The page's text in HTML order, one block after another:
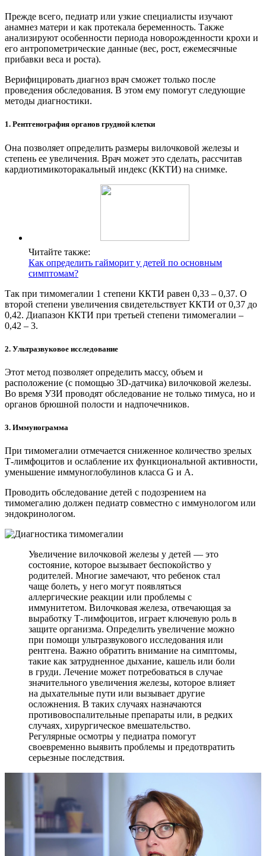
Прежде всего, педиатр или узкие специалисты изучают
анамнез матери и как протекала беременность. Также
анализируют особенности периода новорожденности крохи и
его антропометрические данные (вес, рост, ежемесячные
прибавки веса и роста).
Верифицировать диагноз врач сможет только после
проведения обследования. В этом ему помогут следующие
методы диагностики.
1. Рентгенография органов грудной клетки
Она позволяет определить размеры вилочковой железы и
степень ее увеличения. Врач может это сделать, рассчитав
кардиотимикоторакальный индекс (ККТИ) на снимке.
Читайте также:
Как определить гайморит у детей по основным
симптомам?
Так при тимомегалии 1 степени ККТИ равен 0,33 – 0,37. О
второй степени увеличения свидетельствует ККТИ от 0,37 до
0,42. Диапазон ККТИ при третьей степени тимомегалии –
0,42 – 3.
2. Ультразвуковое исследование
Этот метод позволяет определить массу, объем и
расположение (с помощью 3D-датчика) вилочковой железы.
Во время УЗИ проводят обследование не только тимуса, но и
органов брюшной полости и надпочечников.
3. Иммунограмма
При тимомегалии отмечается сниженное количество зрелых
Т-лимфоцитов и ослабление их функциональной активности,
уменьшение иммуноглобулинов класса G и А.
Проводить обследование детей с подозрением на
тимомегалию должен педиатр совместно с иммунологом или
эндокринологом.
Увеличение вилочковой железы у детей — это
состояние, которое вызывает беспокойство у
родителей. Многие замечают, что ребенок стал
чаще болеть, у него могут появляться
аллергические реакции или проблемы с
иммунитетом. Вилочковая железа, отвечающая за
выработку Т-лимфоцитов, играет ключевую роль в
защите организма. Определить увеличение можно
при помощи ультразвукового исследования или
рентгена. Важно обратить внимание на симптомы,
такие как затрудненное дыхание, кашель или боли
в груди. Лечение может потребоваться в случае
значительного увеличения железы, которое влияет
на дыхательные пути или вызывает другие
осложнения. В таких случаях назначаются
противовоспалительные препараты или, в редких
случаях, хирургическое вмешательство.
Регулярные осмотры у педиатра помогут
своевременно выявить проблемы и предотвратить
серьезные последствия.